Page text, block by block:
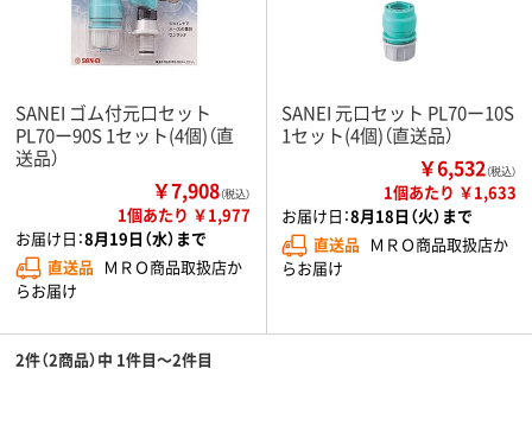
SANEI ゴム付元口セット
PL70ー90S 1セット(4個)（直
送品）
￥7,908（税込）
1個あたり ￥1,977
お届け日：8月19日（水）まで
直送品 ＭＲＯ商品取扱店か
らお届け
SANEI 元口セット PL70ー10S
1セット(4個)（直送品）
￥6,532（税込）
1個あたり ￥1,633
お届け日：8月18日（火）まで
直送品 ＭＲＯ商品取扱店か
らお届け
2件（2商品）中 1件目～2件目